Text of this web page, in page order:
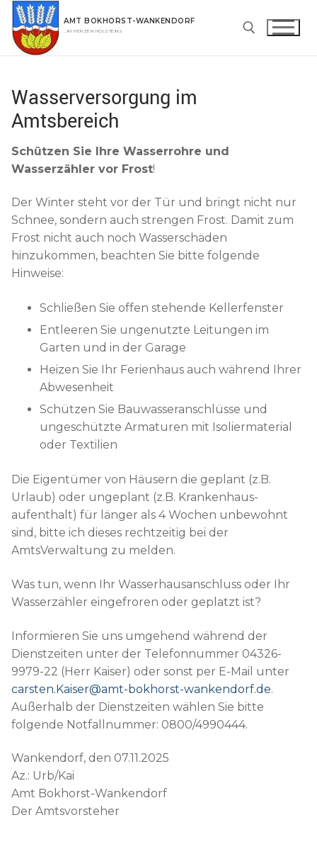
Zum
Inhalt
springen
AMT BOKHORST-WANKENDORF
…IM HERZEN HOLSTEINS
Wasserversorgung im
Amtsbereich
Schützen Sie Ihre Wasserrohre und
Wasserzähler vor Frost!
Der Winter steht vor der Tür und bringt nicht nur
Schnee, sondern auch strengen Frost. Damit zum
Frost nicht auch noch Wasserschäden
hinzukommen, beachten Sie bitte folgende
Hinweise:
Schließen Sie offen stehende Kellerfenster
Entleeren Sie ungenutzte Leitungen im
Garten und in der Garage
Heizen Sie Ihr Ferienhaus auch während Ihrer
Abwesenheit
Schützen Sie Bauwasseranschlüsse und
ungeschützte Armaturen mit Isoliermaterial
oder Textilien
Die Eigentümer von Häusern die geplant (z.B.
Urlaub) oder ungeplant (z.B. Krankenhaus-
aufenthalt) für länger als 4 Wochen unbewohnt
sind, bitte ich dieses rechtzeitig bei der
AmtsVerwaltung zu melden.
Was tun, wenn Ihr Wasserhausanschluss oder Ihr
Wasserzähler eingefroren oder geplatzt ist?
Informieren Sie uns umgehend während der
Dienstzeiten unter der Telefonnummer 04326-
9979-22 (Herr Kaiser) oder sonst per E-Mail unter
carsten.Kaiser@amt-bokhorst-wankendorf.de.
Außerhalb der Dienstzeiten wählen Sie bitte
folgende Notfallnummer: 0800/4990444.
Wankendorf, den 07.11.2025
Az.: Urb/Kai
Amt Bokhorst-Wankendorf
Der Amtsvorsteher